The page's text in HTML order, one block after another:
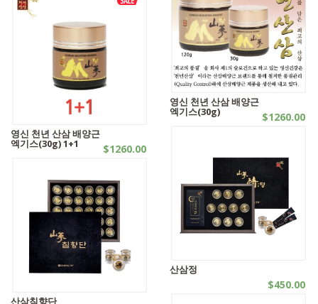
영신 천년 산삼 배양근
엑기스(30g) $1260.00
영신 천년 산삼 배양근
엑기스(30g) 1+1 $1260.00
산삼정
$450.00
산삼침향단